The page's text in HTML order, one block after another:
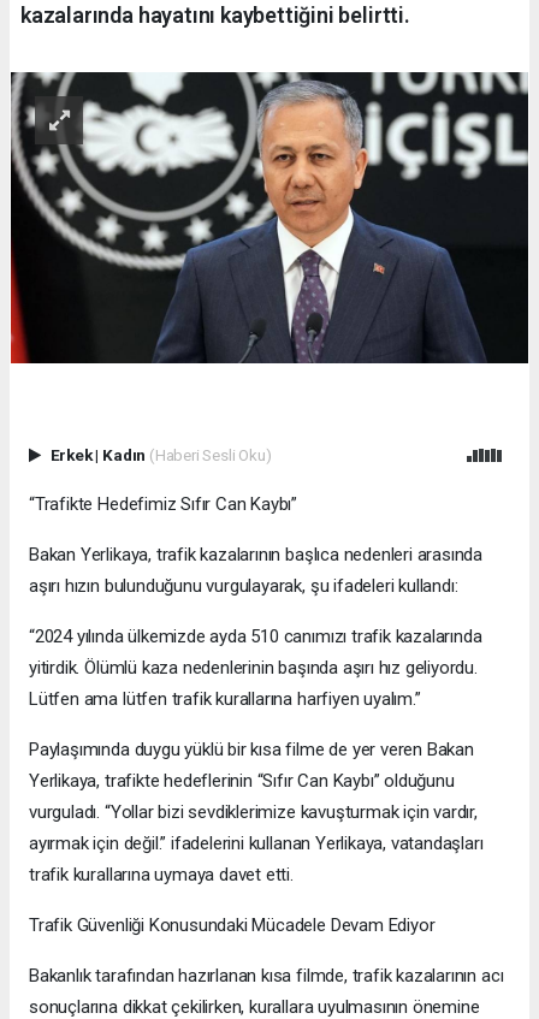
kazalarında hayatını kaybettiğini belirtti.
Erkek| Kadın (Haberi Sesli Oku)
“Trafikte Hedefimiz Sıfır Can Kaybı”
Bakan Yerlikaya, trafik kazalarının başlıca nedenleri arasında
aşırı hızın bulunduğunu vurgulayarak, şu ifadeleri kullandı:
“2024 yılında ülkemizde ayda 510 canımızı trafik kazalarında
yitirdik. Ölümlü kaza nedenlerinin başında aşırı hız geliyordu.
Lütfen ama lütfen trafik kurallarına harfiyen uyalım.”
Paylaşımında duygu yüklü bir kısa filme de yer veren Bakan
Yerlikaya, trafikte hedeflerinin “Sıfır Can Kaybı” olduğunu
vurguladı. “Yollar bizi sevdiklerimize kavuşturmak için vardır,
ayırmak için değil.” ifadelerini kullanan Yerlikaya, vatandaşları
trafik kurallarına uymaya davet etti.
Trafik Güvenliği Konusundaki Mücadele Devam Ediyor
Bakanlık tarafından hazırlanan kısa filmde, trafik kazalarının acı
sonuçlarına dikkat çekilirken, kurallara uyulmasının önemine